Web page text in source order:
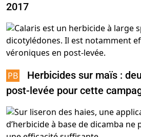
2017
Herbicides sur maïs :
post-levée pour cette